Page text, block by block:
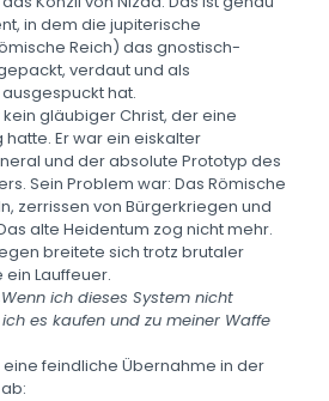
in dem die jupiterische
Reich) das gnostisch-
verdaut und als
hat.
gläubiger Christ, der eine
Er war ein eiskalter
und der absolute Prototyp des
Sein Problem war: Das Römische
zerrissen von Bürgerkriegen und
alte Heidentum zog nicht mehr.
breitete sich trotz brutaler
Lauffeuer.
ich dieses System nicht
es kaufen und zu meiner Waffe
feindliche Übernahme in der